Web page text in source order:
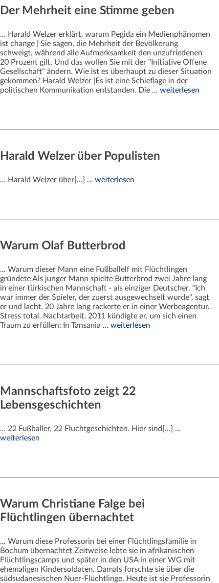
Der Mehrheit eine Stimme geben
... Harald Welzer erklärt, warum Pegida ein Medienphänomen
ist change | Sie sagen, die Mehrheit der Bevölkerung
schweigt, während alle Aufmerksamkeit den unzufriedenen
20 Prozent gilt. Und das wollen Sie mit der "Initiative Offene
Gesellschaft" ändern. Wie ist es überhaupt zu dieser Situation
gekommen? Harald Welzer |Es ist eine Schieflage in der
politischen Kommunikation entstanden. Die ... weiterlesen
Harald Welzer über Populisten
... Harald Welzer über[...] ... weiterlesen
Warum Olaf Butterbrod
... Warum dieser Mann eine Fußballelf mit Flüchtlingen
gründete Als junger Mann spielte Butterbrod zwei Jahre lang
in einer türkischen Mannschaft - als einziger Deutscher. "Ich
war immer der Spieler, der zuerst ausgewechselt wurde", sagt
er und lacht. 20 Jahre lang rackerte er in einer Werbeagentur.
Stress total. Nachtarbeit. 2011 kündigte er, um sich einen
Traum zu erfüllen: In Tansania ... weiterlesen
Mannschaftsfoto zeigt 22
Lebensgeschichten
... 22 Fußballer, 22 Fluchtgeschichten. Hier sind[...] ...
weiterlesen
Warum Christiane Falge bei
Flüchtlingen übernachtet
... Warum diese Professorin bei einer Flüchtlingsfamilie in
Bochum übernachtet Zeitweise lebte sie in afrikanischen
Flüchtlingscamps und später in den USA in einer WG mit
ehemaligen Kindersoldaten. Damals forschte sie über die
südsudanesischen Nuer-Flüchtlinge. Heute ist sie Professorin